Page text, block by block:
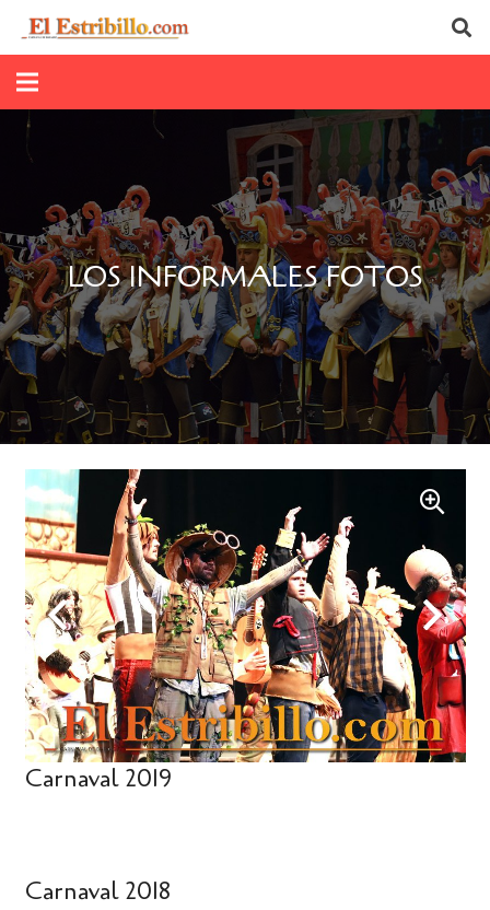
LOS INFORMALES FOTOS
Carnaval 2019
Carnaval 2018